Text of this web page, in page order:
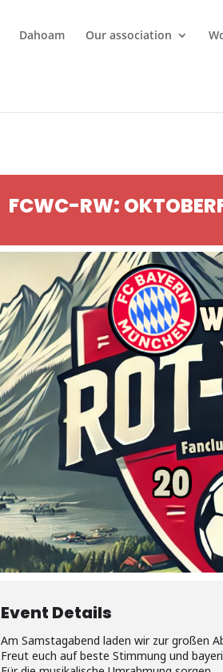
Dahoam Our association
FCWC-RW:
Event Details
Am Samstagabend laden wir zur großen
Freut euch auf beste Stimmung und